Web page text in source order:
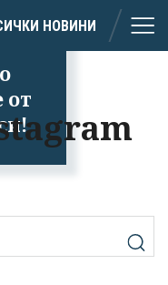
от
НОВИНИ